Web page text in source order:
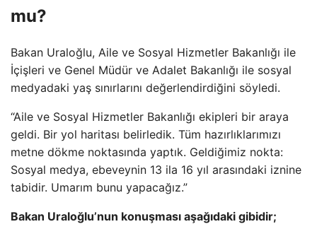
mu?
Bakan Uraloğlu, Aile ve Sosyal Hizmetler Bakanlığı ile
İçişleri ve Genel Müdür ve Adalet Bakanlığı ile sosyal
medyadaki yaş sınırlarını değerlendirdiğini söyledi.
“Aile ve Sosyal Hizmetler Bakanlığı ekipleri bir araya
geldi. Bir yol haritası belirledik. Tüm hazırlıklarımızı
metne dökme noktasında yaptık. Geldiğimiz nokta:
Sosyal medya, ebeveynin 13 ila 16 yıl arasındaki iznine
tabidir. Umarım bunu yapacağız.”
Bakan Uraloğlu’nun konuşması aşağıdaki gibidir;